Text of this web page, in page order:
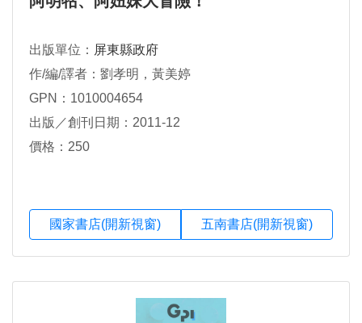
出版單位： 屏東縣政府
作/編/譯者：劉孝明，黃美婷
GPN：1010004654
出版／創刊日期：2011-12
價格：250
國家書店(開新視窗) 五南書店(開新視窗)